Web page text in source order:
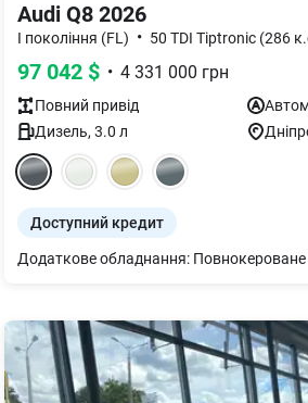
Audi Q8 2026
I покоління (FL) • 50 TDI Tiptronic (286
97 042 $ • 4 331 000 грн
Повний привід
Дизель, 3.0 л
Доступний кредит